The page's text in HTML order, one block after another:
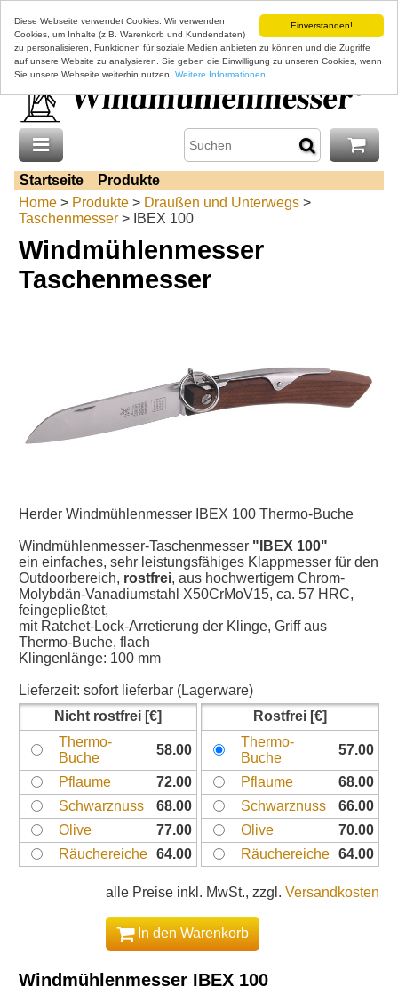
Einverstanden!
Diese Webseite verwendet Cookies. Wir verwenden
Cookies, um Inhalte (z.B. Warenkorb und Kundendaten)
zu personalisieren, Funktionen für soziale Medien anbieten zu können und die Zugriffe
auf unsere Website zu analysieren. Sie geben die Einwilligung zu unseren Cookies, wenn
Sie unsere Webseite weiterhin nutzen. Weitere Informationen
Startseite
Produkte
Home > Produkte > Draußen und Unterwegs >
Taschenmesser > IBEX 100
Windmühlenmesser
Taschenmesser
Herder Windmühlenmesser IBEX 100 Thermo-Buche
Windmühlenmesser-Taschenmesser "IBEX 100"
ein einfaches, sehr leistungsfähiges Klappmesser für den
Outdoorbereich, rostfrei, aus hochwertigem Chrom-
Molybdän-Vanadiumstahl X50CrMoV15, ca. 57 HRC,
feingepließtet,
mit Ratchet-Lock-Arretierung der Klinge, Griff aus
Thermo-Buche, flach
Klingenlänge: 100 mm
Lieferzeit: sofort lieferbar (Lagerware)
Nicht rostfrei
Thermo-
Buche
58.00
Pflaume
72.00
Schwarznuss
68.00
Olive
77.00
Räuchereiche
64.00
Rostfrei
Thermo-
Buche
57.00
Pflaume
68.00
Schwarznuss
66.00
Olive
70.00
Räuchereiche
64.00
alle Preise inkl. MwSt., zzgl. Versandkosten
In den Warenkorb
Windmühlenmesser IBEX 100